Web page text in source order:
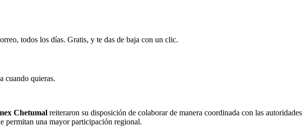
todos los días. Gratis, y te das de baja con un clic.
cuando quieras.
Chetumal reiteraron su disposición de colaborar de manera coordinada con las
permitan una mayor participación regional.